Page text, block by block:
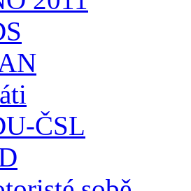
ČSL